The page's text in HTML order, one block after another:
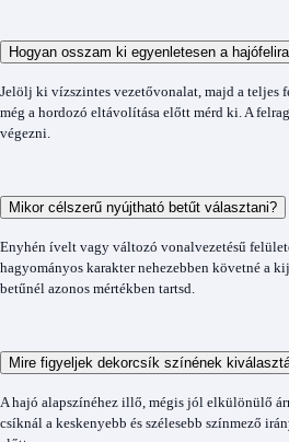
Hogyan osszam ki egyenletesen a
Jelölj ki vízszintes vezetővonalat, majd a teljes
még a hordozó eltávolítása előtt mérd ki. A
végezni.
Mikor célszerű nyújtható betűt választani?
Enyhén ívelt vagy változó vonalvezetésű
hagyományos karakter nehezebben követné a
betűnél azonos mértékben tartsd.
Mire figyeljek dekorcsík színének
A hajó alapszínéhez illő, mégis jól elkülönülő
csíknál a keskenyebb és szélesebb színmező